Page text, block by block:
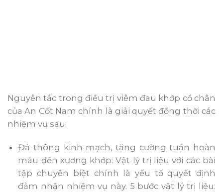
Nguyên tắc trong điều trị viêm đau khớp cổ chân
của An Cốt Nam chính là giải quyết đồng thời các
nhiệm vụ sau:
Đả thông kinh mạch, tăng cường tuần hoàn
máu đến xương khớp: Vật lý trị liệu với các bài
tập chuyên biệt chính là yếu tố quyết định
đảm nhận nhiệm vụ này. 5 bước vật lý trị liệu: